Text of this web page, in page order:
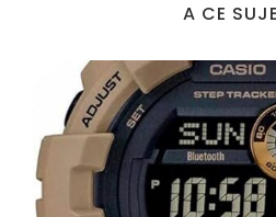
A CE